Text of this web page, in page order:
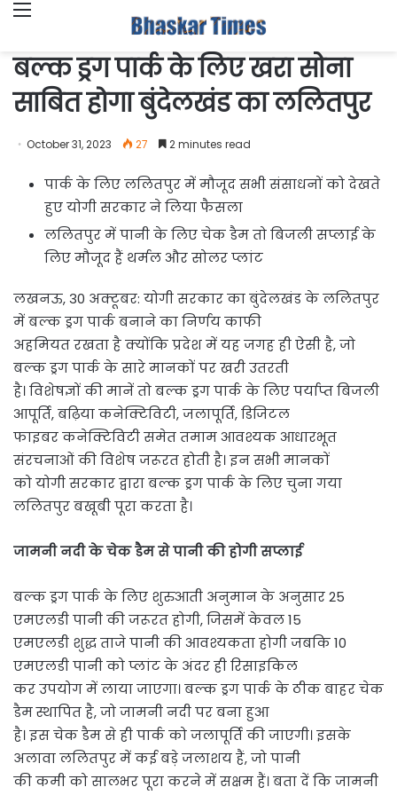
बल्क ड्रग पार्क के लिए खरा सोना
साबित हाेगा बुंदेलखंड का ललितपुर
October 31, 2023 27 2 minutes read
पार्क के लिए ललितपुर में मौजूद सभी संसाधनों को देखते
हुए योगी सरकार ने लिया फैसला
ललितपुर में पानी के लिए चेक डैम तो बिजली सप्लाई के
लिए मौजूद हैं थर्मल और सोलर प्लांट
लखनऊ, 30 अक्टूबर: योगी सरकार का बुंदेलखंड के ललितपुर
में बल्क ड्रग पार्क बनाने का निर्णय काफी
अहमियत रखता है क्योंकि प्रदेश में यह जगह ही ऐसी है, जो
बल्क ड्रग पार्क के सारे मानकों पर खरी उतरती
है। विशेषज्ञों की मानें तो बल्क ड्रग पार्क के लिए पर्याप्त बिजली
आपूर्ति, बढ़िया कनेक्टिविटी, जलापूर्ति, डिजिटल
फाइबर कनेक्टिविटी समेत तमाम आवश्यक आधारभूत
संरचनाओं की विशेष जरूरत होती है। इन सभी मानकों
को योगी सरकार द्वारा बल्क ड्रग पार्क के लिए चुना गया
ललितपुर बखूबी पूरा करता है।
जामनी नदी के चेक डैम से पानी की होगी सप्लाई
बल्क ड्रग पार्क के लिए शुरुआती अनुमान के अनुसार 25
एमएलडी पानी की जरूरत होगी, जिसमें केवल 15
एमएलडी शुद्ध ताजे पानी की आवश्यकता होगी जबकि 10
एमएलडी पानी को प्लांट के अंदर ही रिसाइकिल
कर उपयोग में लाया जाएगा। बल्क ड्रग पार्क के ठीक बाहर चेक
डैम स्थापित है, जो जामनी नदी पर बना हुआ
है। इस चेक डैम से ही पार्क को जलापूर्ति की जाएगी। इसके
अलावा ललितपुर में कई बड़े जलाशय हैं, जो पानी
की कमी को सालभर पूरा करने में सक्षम हैं। बता दें कि जामनी